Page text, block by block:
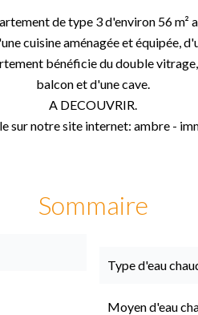
de type 3 d'environ 56 m²
cuisine aménagée et équipée,
bénéficie du double
balcon et d'une cave.
A DECOUVRIR.
sur notre site internet: ambre -
Sommaire
Type d'eau
Moyen d'eau